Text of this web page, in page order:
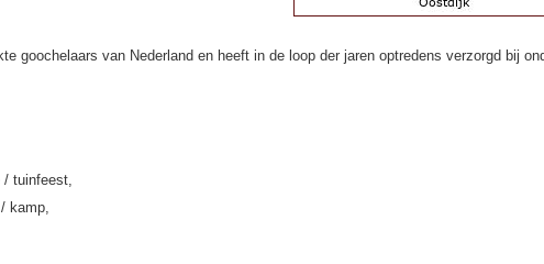
goochelaars van Nederland en heeft in de loop der jaren optredens verzorgd bij
/ tuinfeest,
kamp,